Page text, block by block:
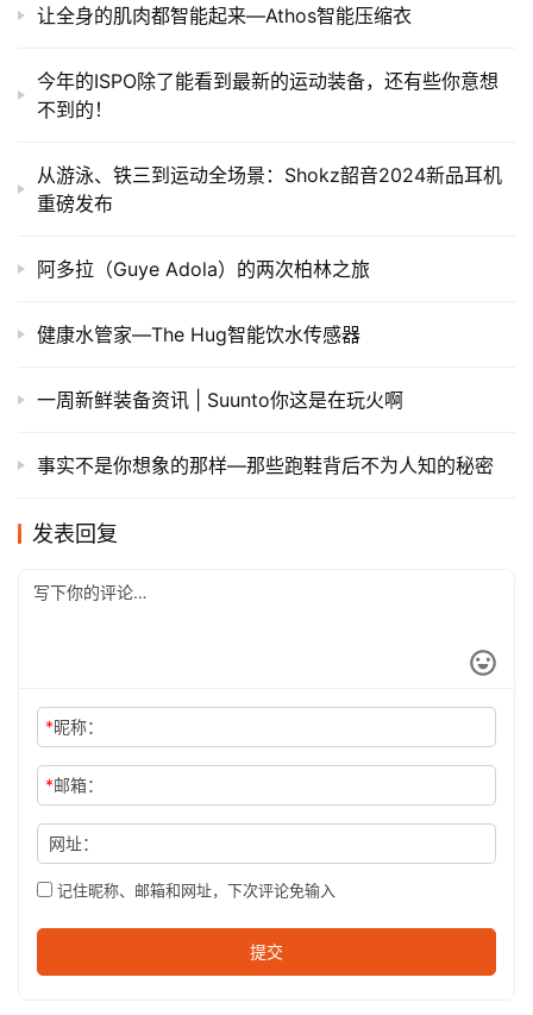
让全身的肌肉都智能起来—Athos智能压缩衣
​今年的ISPO除了能看到最新的运动装备，还有些你意想
不到的！
从游泳、铁三到运动全场景：Shokz韶音2024新品耳机
重磅发布
阿多拉（Guye Adola）的两次柏林之旅
健康水管家—The Hug智能饮水传感器
一周新鲜装备资讯 | Suunto你这是在玩火啊
事实不是你想象的那样—那些跑鞋背后不为人知的秘密
发表回复
*昵称：
*邮箱：
网址：
记住昵称、邮箱和网址，下次评论免输入
提交